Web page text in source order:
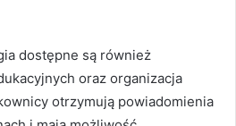
dostępne są również
oraz organizacja
otrzymują powiadomienia